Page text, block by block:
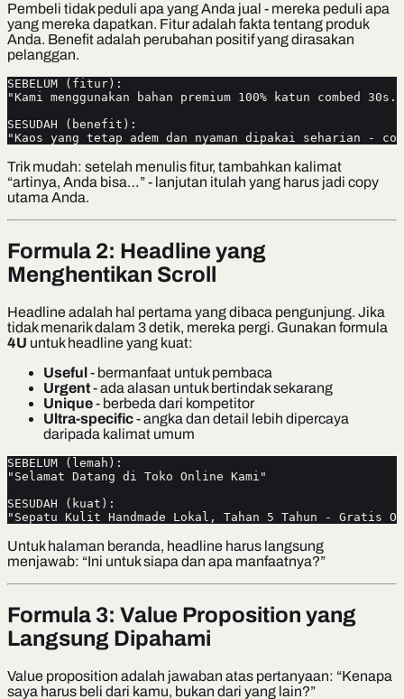
Pembeli tidak peduli apa yang Anda jual - mereka peduli apa
yang mereka dapatkan. Fitur adalah fakta tentang produk
Anda. Benefit adalah perubahan positif yang dirasakan
pelanggan.
SEBELUM (fitur):
"Kami menggunakan bahan premium 100% katun combed 30s."
SESUDAH (benefit):
"Kaos yang tetap adem dan nyaman dipakai seharian -
Trik mudah: setelah menulis fitur, tambahkan kalimat
“artinya, Anda bisa…” - lanjutan itulah yang harus jadi copy
utama Anda.
Formula 2: Headline yang
Menghentikan Scroll
Headline adalah hal pertama yang dibaca pengunjung. Jika
tidak menarik dalam 3 detik, mereka pergi. Gunakan formula
4U untuk headline yang kuat:
Useful - bermanfaat untuk pembaca
Urgent- ada alasan untuk bertindak sekarang
Unique- berbeda dari kompetitor
Ultra-specific- angka dan detail lebih dipercaya
daripada kalimat umum
SEBELUM (lemah):
"Selamat Datang di Toko Online Kami"
SESUDAH (kuat):
"Sepatu Kulit Handmade Lokal, Tahan 5 Tahun - Gratis
Untuk halaman beranda, headline harus langsung
menjawab: “Ini untuk siapa dan apa manfaatnya?”
Formula 3: Value Proposition yang
Langsung Dipahami
Value proposition adalah jawaban atas pertanyaan: “Kenapa
saya harus beli dari kamu, bukan dari yang lain?”